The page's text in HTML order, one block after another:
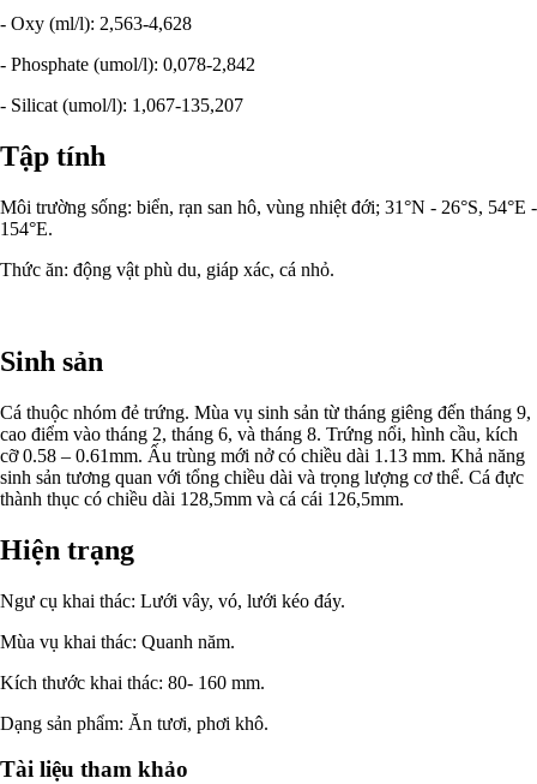
- Oxy (ml/l): 2,563-4,628
- Phosphate (umol/l): 0,078-2,842
- Silicat (umol/l): 1,067-135,207
Tập tính
Môi trường sống: biển, rạn san hô, vùng nhiệt đới; 31°N - 26°S, 54°E -
154°E.
Thức ăn: động vật phù du, giáp xác, cá nhỏ.
Sinh sản
Cá thuộc nhóm đẻ trứng. Mùa vụ sinh sản từ tháng giêng đến tháng 9,
cao điểm vào tháng 2, tháng 6, và tháng 8. Trứng nổi, hình cầu, kích
cỡ 0.58 – 0.61mm. Ấu trùng mới nở có chiều dài 1.13 mm. Khả năng
sinh sản tương quan với tổng chiều dài và trọng lượng cơ thể. Cá đực
thành thục có chiều dài 128,5mm và cá cái 126,5mm.
Hiện trạng
Ngư cụ khai thác: Lưới vây, vó, lưới kéo đáy.
Mùa vụ khai thác: Quanh năm.
Kích thước khai thác: 80- 160 mm.
Dạng sản phẩm: Ăn tươi, phơi khô.
Tài liệu tham khảo